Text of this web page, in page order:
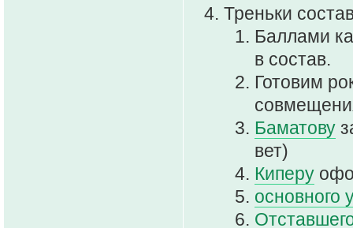
Треньки
Баллами
в состав.
Готовим
Баматову
вет)
Киперу
основного